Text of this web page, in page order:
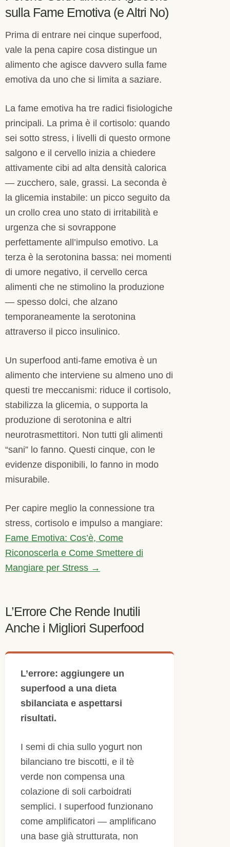
sulla Fame Emotiva (e Altri No)
Prima di entrare nei cinque superfood,
vale la pena capire cosa distingue un
alimento che agisce davvero sulla fame
emotiva da uno che si limita a saziare.
La fame emotiva ha tre radici fisiologiche
principali. La prima è il cortisolo: quando
sei sotto stress, i livelli di questo ormone
salgono e il cervello inizia a chiedere
attivamente cibi ad alta densità calorica
— zucchero, sale, grassi. La seconda è
la glicemia instabile: un picco seguito da
un crollo crea uno stato di irritabilità e
urgenza che si sovrappone
perfettamente all’impulso emotivo. La
terza è la serotonina bassa: nei momenti
di umore negativo, il cervello cerca
alimenti che ne stimolino la produzione
— spesso dolci, che alzano
temporaneamente la serotonina
attraverso il picco insulinico.
Un superfood anti-fame emotiva è un
alimento che interviene su almeno uno di
questi tre meccanismi: riduce il cortisolo,
stabilizza la glicemia, o supporta la
produzione di serotonina e altri
neurotrasmettitori. Non tutti gli alimenti
“sani” lo fanno. Questi cinque, con le
evidenze disponibili, lo fanno in modo
misurabile.
Per capire meglio la connessione tra
stress, cortisolo e impulso a mangiare:
Fame Emotiva: Cos’è, Come
Riconoscerla e Come Smettere di
Mangiare per Stress →
L’Errore Che Rende Inutili
Anche i Migliori Superfood
L’errore: aggiungere un
superfood a una dieta
sbilanciata e aspettarsi
risultati.
I semi di chia sullo yogurt non
bilanciano tre biscotti, e il tè
verde non compensa una
colazione di soli carboidrati
semplici. I superfood funzionano
come amplificatori — amplificano
una base già strutturata, non